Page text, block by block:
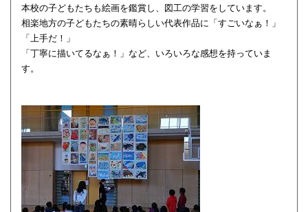
本校の子どもたちも絵画を鑑賞し、図工の学習をしています。
相楽地方の子どもたちの素晴らしい代表作品に「すごいなぁ！」
「上手だ！」
「丁寧に描いてるなぁ！」など、いろいろな感想を持っていま
す。